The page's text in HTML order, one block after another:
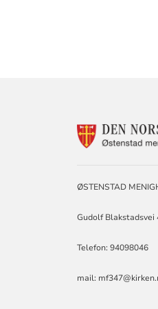
ØSTENSTAD
Gudolf Blakstadsvei
Telefon: 94098046
mail: